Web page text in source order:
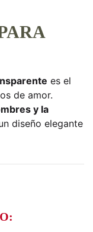
es el
de amor.
y la
diseño elegante